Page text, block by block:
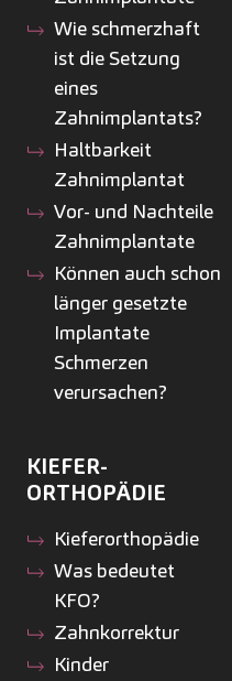
Wie schmerzhaft
ist die Setzung
eines
Zahnimplantats?
Haltbarkeit
Zahnimplantat
Vor- und Nachteile
Zahnimplantate
Können auch schon
länger gesetzte
Implantate
Schmerzen
verursachen?
KIEFER­
ORTHOPÄDIE
Kiefer­orthopädie
Was bedeutet
KFO?
Zahnkorrektur
Kinder